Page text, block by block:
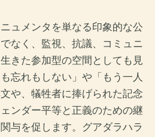
ュメンタを単なる印象的な公
なく、監視、抗議、コミュニ
きた参加型の空間としても見
忘れもしない」や「もう一人
や、犠牲者に捧げられた記念
ンダー平等と正義のための継
与を促します。グアダラハラ